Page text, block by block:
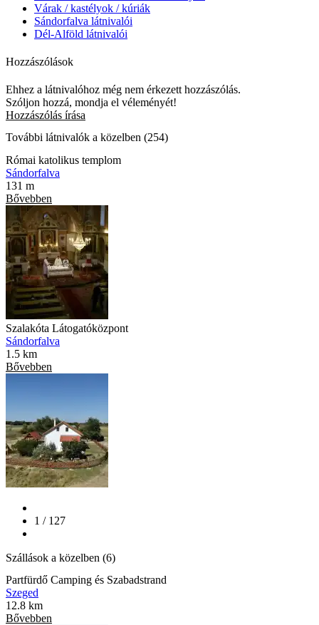
Várak / kastélyok / kúriák
Sándorfalva látnivalói
Dél-Alföld látnivalói
Hozzászólások
Ehhez a látnivalóhoz még nem érkezett hozzászólás.
Szóljon hozzá, mondja el véleményét!
Hozzászólás írása
További látnivalók a közelben (254)
Római katolikus templom
Sándorfalva
131 m
Bővebben
Szalakóta Látogatóközpont
Sándorfalva
1.5 km
Bővebben
1 / 127
Szállások a közelben (6)
Partfürdő Camping és Szabadstrand
Szeged
12.8 km
Bővebben